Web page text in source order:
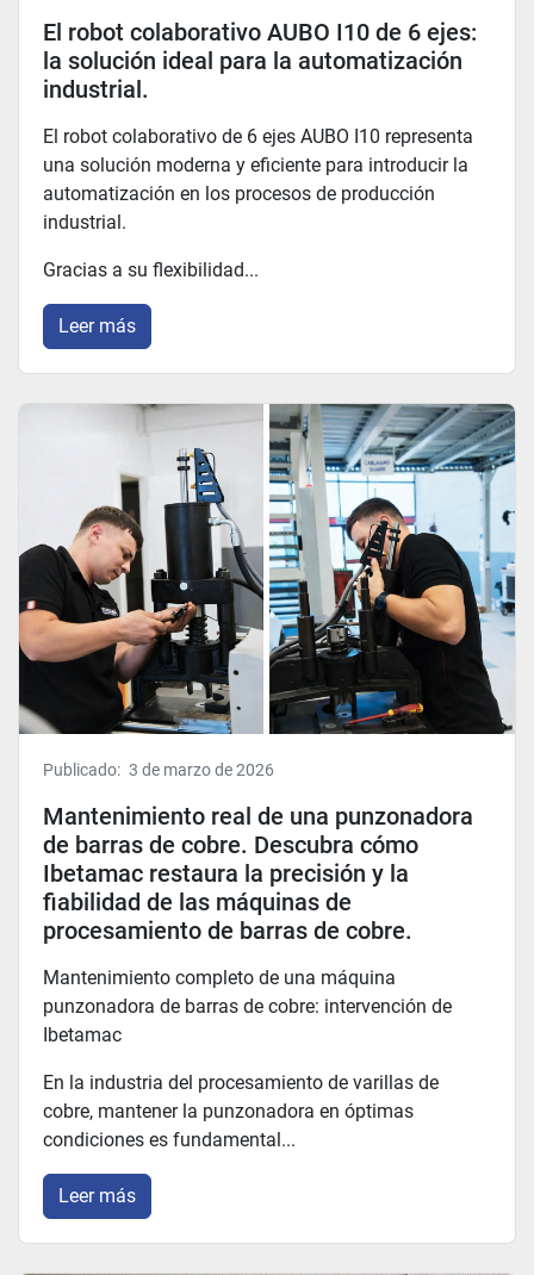
El robot colaborativo AUBO I10 de 6 ejes:
la solución ideal para la automatización
industrial.
El robot colaborativo de 6 ejes AUBO I10 representa
una solución moderna y eficiente para introducir la
automatización en los procesos de producción
industrial.
Gracias a su flexibilidad...
Leer más
Publicado: 3 de marzo de 2026
Mantenimiento real de una punzonadora
de barras de cobre. Descubra cómo
Ibetamac restaura la precisión y la
fiabilidad de las máquinas de
procesamiento de barras de cobre.
Mantenimiento completo de una máquina
punzonadora de barras de cobre: ​​intervención de
Ibetamac
En la industria del procesamiento de varillas de
cobre, mantener la punzonadora en óptimas
condiciones es fundamental...
Leer más